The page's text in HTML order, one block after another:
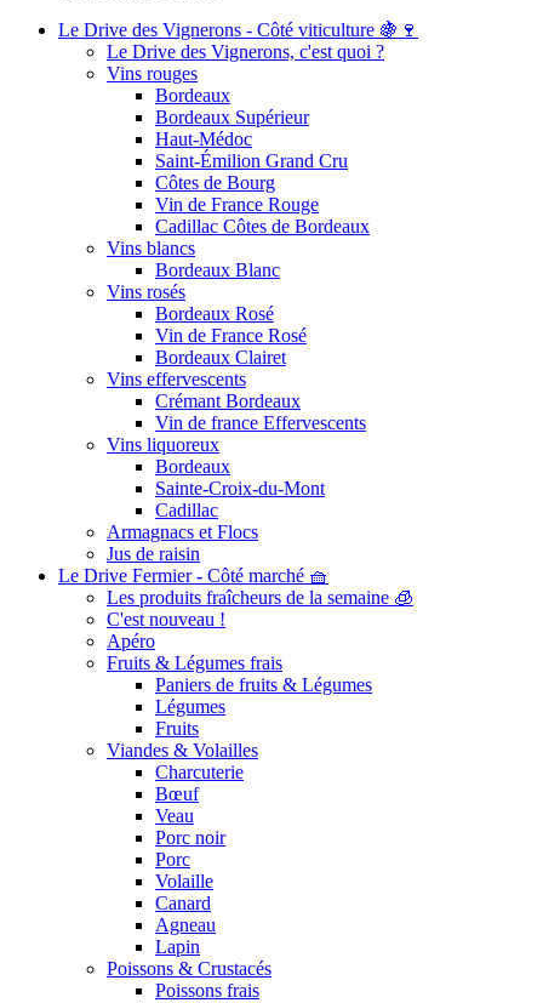
Le Drive des Vignerons - Côté viticulture 🍇🍷
Le Drive des Vignerons, c'est quoi ?
Vins rouges
Bordeaux
Bordeaux Supérieur
Haut-Médoc
Saint-Émilion Grand Cru
Côtes de Bourg
Vin de France Rouge
Cadillac Côtes de Bordeaux
Vins blancs
Bordeaux Blanc
Vins rosés
Bordeaux Rosé
Vin de France Rosé
Bordeaux Clairet
Vins effervescents
Crémant Bordeaux
Vin de france Effervescents
Vins liquoreux
Bordeaux
Sainte-Croix-du-Mont
Cadillac
Armagnacs et Flocs
Jus de raisin
Le Drive Fermier - Côté marché 🧺
Les produits fraîcheurs de la semaine 🧊
C'est nouveau !
Apéro
Fruits & Légumes frais
Paniers de fruits & Légumes
Légumes
Fruits
Viandes & Volailles
Charcuterie
Bœuf
Veau
Porc noir
Porc
Volaille
Canard
Agneau
Lapin
Poissons & Crustacés
Poissons frais